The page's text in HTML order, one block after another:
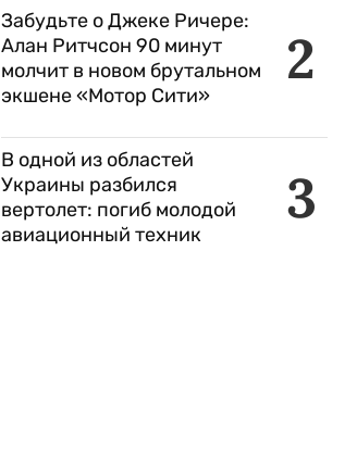
2
Забудьте о Джеке Ричере:
Алан Ритчсон 90 минут
молчит в новом брутальном
экшене «Мотор Сити»
3
В одной из областей
Украины разбился
вертолет: погиб молодой
авиационный техник